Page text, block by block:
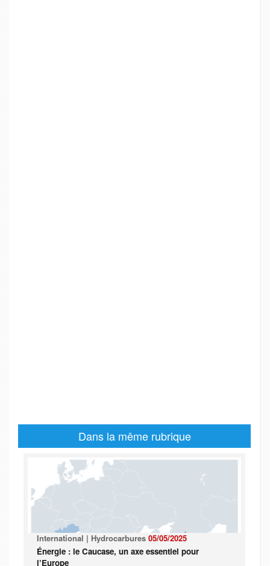
Dans la même rubrique
International | Hydrocarbures 05/05/2025
Énergie : le Caucase, un axe essentiel pour
l’Europe